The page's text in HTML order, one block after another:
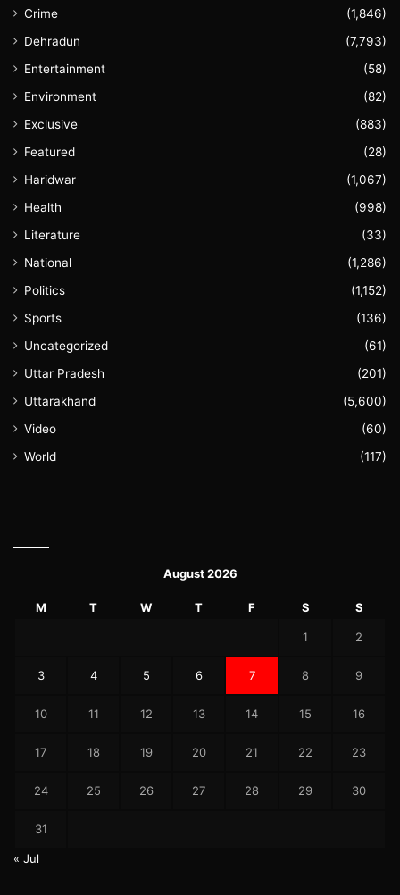
Crime
(1,846)
Dehradun
(7,793)
Entertainment
(58)
Environment
(82)
Exclusive
(883)
Featured
(28)
Haridwar
(1,067)
Health
(998)
Literature
(33)
National
(1,286)
Politics
(1,152)
Sports
(136)
Uncategorized
(61)
Uttar Pradesh
(201)
Uttarakhand
(5,600)
Video
(60)
World
(117)
August 2026
M T W T F S S
1 2
3 4 5 6 7 8 9
10 11 12 13 14 15 16
17 18 19 20 21 22 23
24 25 26 27 28 29 30
31
« Jul